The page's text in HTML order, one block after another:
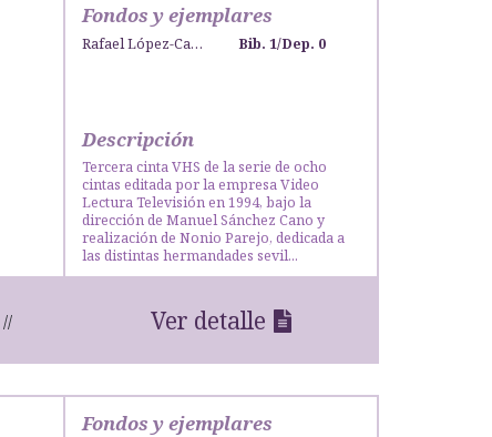
Fondos y ejemplares
Rafael López-Campos Bodineau Bib. 1/Dep. 0
Descripción
Tercera cinta VHS de la serie de ocho
cintas editada por la empresa Video
Lectura Televisión en 1994, bajo la
dirección de Manuel Sánchez Cano y
realización de Nonio Parejo, dedicada a
las distintas hermandades sevil...
Ver detalle
Fondos y ejemplares